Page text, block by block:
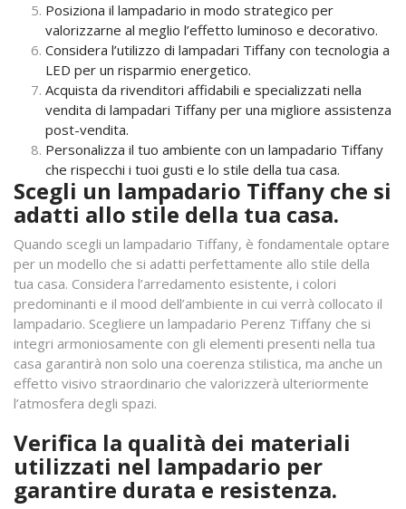
Posiziona il lampadario in modo strategico per
valorizzarne al meglio l’effetto luminoso e decorativo.
Considera l’utilizzo di lampadari Tiffany con tecnologia a
LED per un risparmio energetico.
Acquista da rivenditori affidabili e specializzati nella
vendita di lampadari Tiffany per una migliore assistenza
post-vendita.
Personalizza il tuo ambiente con un lampadario Tiffany
che rispecchi i tuoi gusti e lo stile della tua casa.
Scegli un lampadario Tiffany che si
adatti allo stile della tua casa.
Quando scegli un lampadario Tiffany, è fondamentale optare
per un modello che si adatti perfettamente allo stile della
tua casa. Considera l’arredamento esistente, i colori
predominanti e il mood dell’ambiente in cui verrà collocato il
lampadario. Scegliere un lampadario Perenz Tiffany che si
integri armoniosamente con gli elementi presenti nella tua
casa garantirà non solo una coerenza stilistica, ma anche un
effetto visivo straordinario che valorizzerà ulteriormente
l’atmosfera degli spazi.
Verifica la qualità dei materiali
utilizzati nel lampadario per
garantire durata e resistenza.